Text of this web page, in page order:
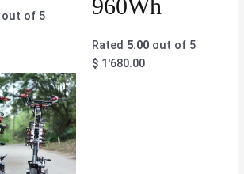
out of 5
960Wh
Rated 5.00out of 5
$1'680.00